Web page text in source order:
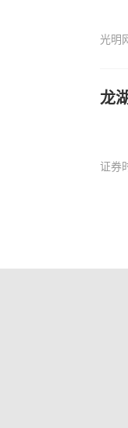
光明
龙
证券